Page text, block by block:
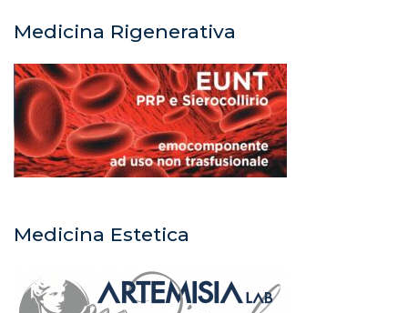
Medicina Rigenerativa
Medicina Estetica